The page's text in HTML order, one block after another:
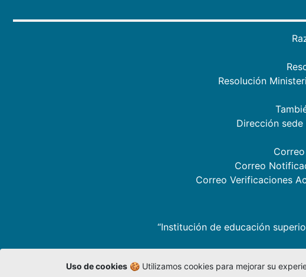
Resolución
Dirección
Correo
Correo Verificaciones
“Institución de educación
Uso de cookies 🍪 Utilizamos cookies para mejorar su